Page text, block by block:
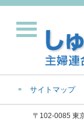
サイトマップ
〒102-0085 東